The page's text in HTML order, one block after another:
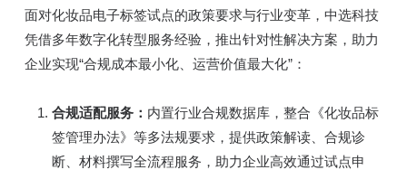
面对化妆品电子标签试点的政策要求与行业变革，中选科技
凭借多年数字化转型服务经验，推出针对性解决方案，助力
企业实现“合规成本最小化、运营价值最大化”：
合规适配服务： 内置行业合规数据库，整合《化妆品标
签管理办法》等多法规要求，提供政策解读、合规诊
断、材料撰写全流程服务，助力企业高效通过试点申